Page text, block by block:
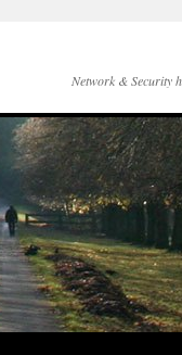
Network & Security